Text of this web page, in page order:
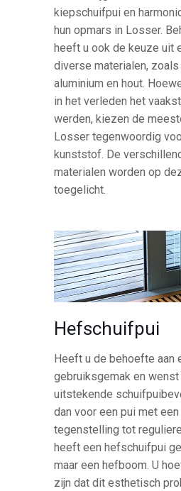
kiepschuifpui en
hun opmars in Losser.
heeft u ook de keuze uit
diverse materialen,
aluminium en hout.
in het verleden het
werden, kiezen de
Losser tegenwoordig
kunststof. De
materialen worden op
toegelicht.
Hefschuifpui
Heeft u de behoefte aan
gebruiksgemak en wenst
uitstekende
dan voor een pui met
tegenstelling tot
heeft een hefschuifpui
maar een hefboom. U
zijn dat dit esthetisch